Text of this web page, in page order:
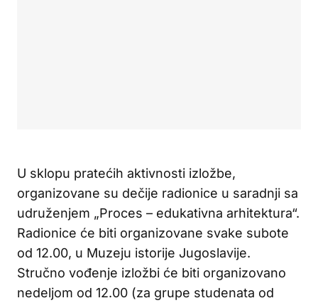
U sklopu pratećih aktivnosti izložbe,
organizovane su dečije radionice u saradnji sa
udruženjem „Proces – edukativna arhitektura“.
Radionice će biti organizovane svake subote
od 12.00, u Muzeju istorije Jugoslavije.
Stručno vođenje izložbi će biti organizovano
nedeljom od 12.00 (za grupe studenata od